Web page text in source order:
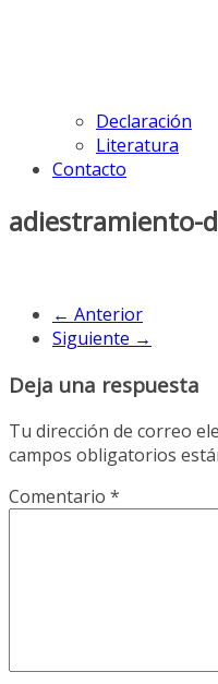
Declaración
Literatura
Contacto
adiestramiento-
← Anterior
Siguiente →
Deja una respuesta
Tu dirección de correo
campos obligatorios
Comentario *